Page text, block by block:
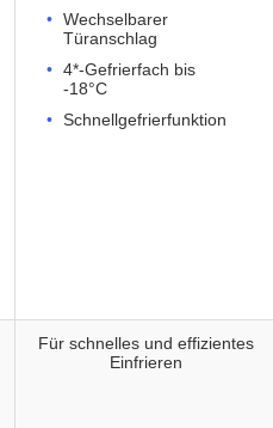
Wechselbarer
Türanschlag
4*-Gefrierfach bis
-18°C
Schnellgefrierfunktion
Für schnelles und effizientes
Einfrieren